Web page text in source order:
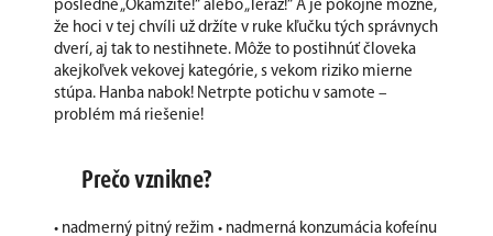
posledné „Okamžite!“ alebo „Teraz!“ A je pokojne možné,
že hoci v tej chvíli už držíte v ruke kľučku tých správnych
dverí, aj tak to nestihnete. Môže to postihnúť človeka
akejkoľvek vekovej kategórie, s vekom riziko mierne
stúpa. Hanba nabok! Netrpte potichu v samote –
problém má riešenie!
Prečo vznikne?
• nadmerný pitný režim • nadmerná konzumácia kofeínu